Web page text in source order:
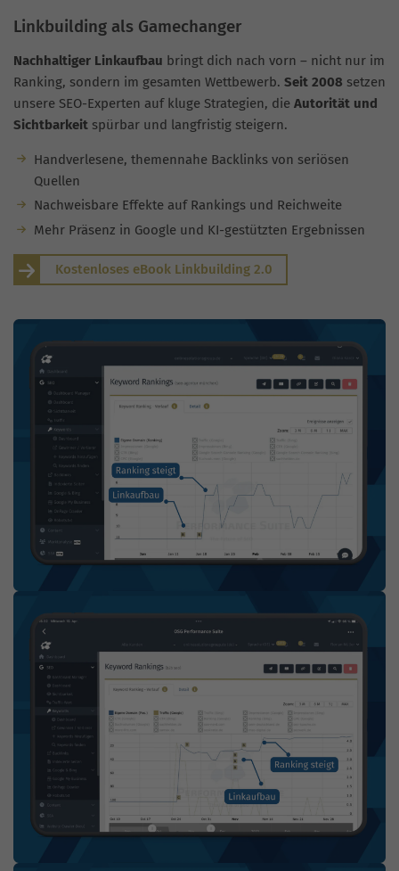
Linkbuilding als Gamechanger
Nachhaltiger Linkaufbau bringt dich nach vorn – nicht nur im
Ranking, sondern im gesamten Wettbewerb. Seit 2008 setzen
unsere SEO-Experten auf kluge Strategien, die Autorität und
Sichtbarkeit spürbar und langfristig steigern.
Handverlesene, themennahe Backlinks von seriösen
Quellen
Nachweisbare Effekte auf Rankings und Reichweite
Mehr Präsenz in Google und KI-gestützten Ergebnissen
Kostenloses eBook Linkbuilding 2.0